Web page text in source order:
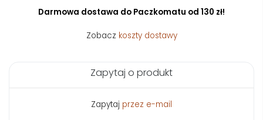
Darmowa dostawa do Paczkomatu od 130 zł!
Zobacz koszty dostawy
Zapytaj o produkt
Zapytaj przez e-mail